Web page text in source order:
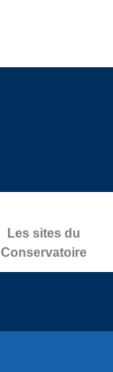
Les sites du
Conservatoire